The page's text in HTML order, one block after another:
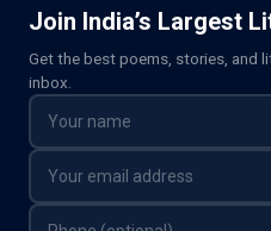
Join India’s Largest
Get the best poems, stories, and
inbox.